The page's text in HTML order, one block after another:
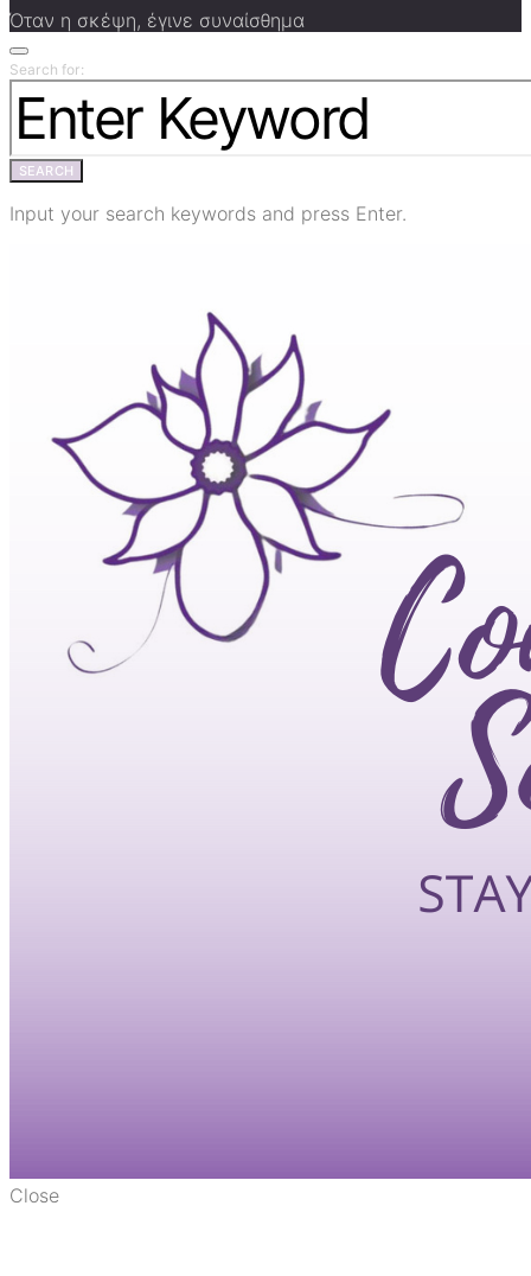
Όταν η σκέψη, έγινε συναίσθημα
Search for:
SEARCH
Input your search keywords and press Enter.
Close